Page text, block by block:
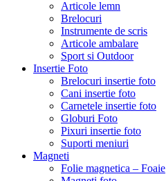
Articole lemn
Brelocuri
Instrumente de scris
Articole ambalare
Sport si Outdoor
Insertie Foto
Brelocuri insertie foto
Cani insertie foto
Carnetele insertie foto
Globuri Foto
Pixuri insertie foto
Suporti meniuri
Magneti
Folie magnetica – Foaie